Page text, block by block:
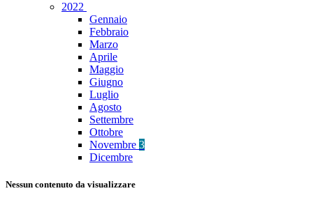
2022
Gennaio
Febbraio
Marzo
Aprile
Maggio
Giugno
Luglio
Agosto
Settembre
Ottobre
Novembre 3
Dicembre
Nessun contenuto da visualizzare